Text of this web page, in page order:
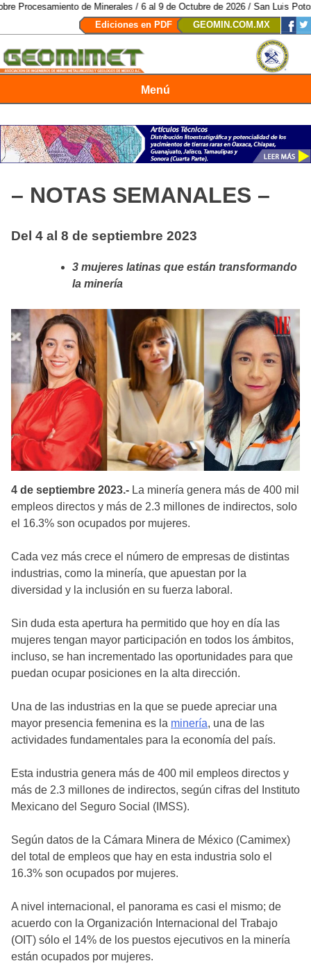
de Minerales / 6 al 9 de Octubre de 2026 / San Luis Potosí, SLP //
Ediciones en PDF
GEOMIN.COM.MX
Menú
– NOTAS SEMANALES –
Del 4 al 8 de septiembre 2023
3 mujeres latinas que están transformando
la minería
4 de septiembre 2023.- La minería genera más de 400 mil
empleos directos y más de 2.3 millones de indirectos, solo
el 16.3% son ocupados por mujeres.
Cada vez más crece el número de empresas de distintas
industrias, como la minería, que apuestan por la
diversidad y la inclusión en su fuerza laboral.
Sin duda esta apertura ha permitido que hoy en día las
mujeres tengan mayor participación en todos los ámbitos,
incluso, se han incrementado las oportunidades para que
puedan ocupar posiciones en la alta dirección.
Una de las industrias en la que se puede apreciar una
mayor presencia femenina es la minería, una de las
actividades fundamentales para la economía del país.
Esta industria genera más de 400 mil empleos directos y
más de 2.3 millones de indirectos, según cifras del Instituto
Mexicano del Seguro Social (IMSS).
Según datos de la Cámara Minera de México (Camimex)
del total de empleos que hay en esta industria solo el
16.3% son ocupados por mujeres.
A nivel internacional, el panorama es casi el mismo; de
acuerdo con la Organización Internacional del Trabajo
(OIT) sólo el 14% de los puestos ejecutivos en la minería
están ocupados por mujeres.